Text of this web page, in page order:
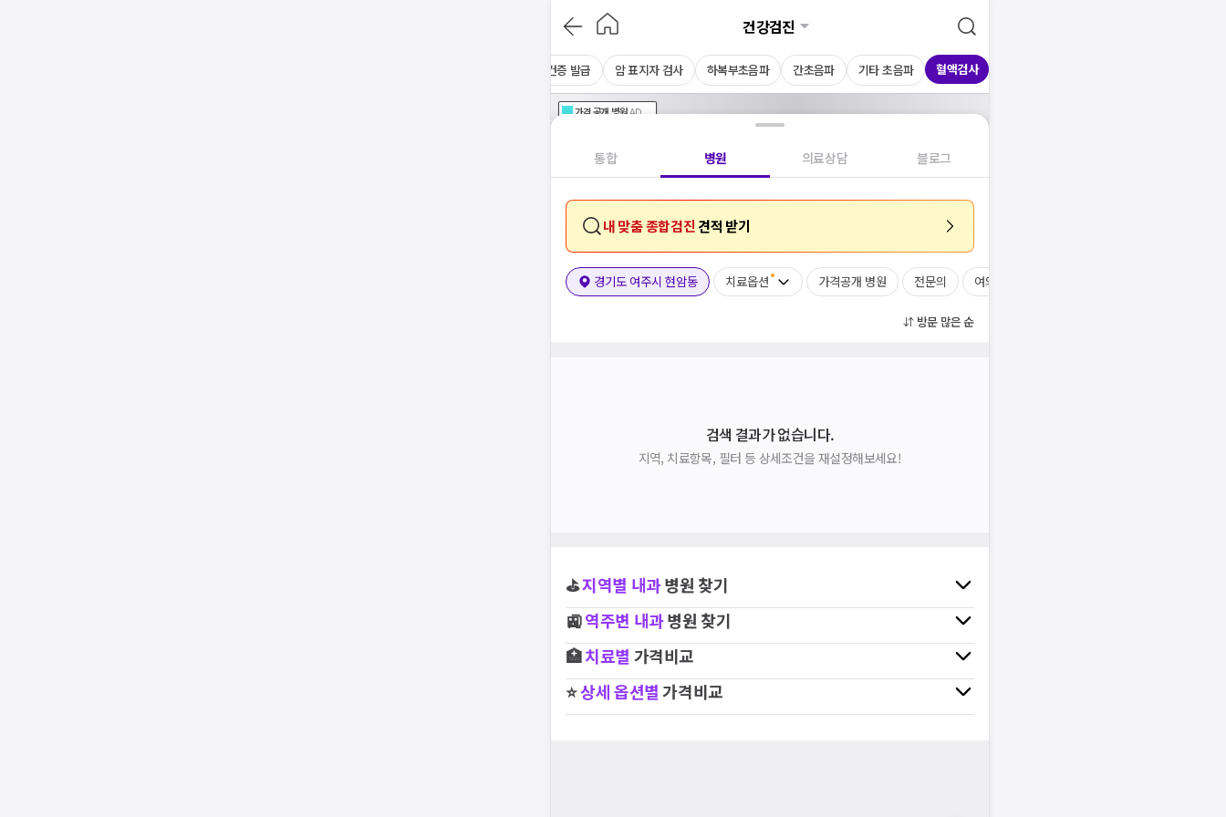
건강검진
보건증 발급 암 표지자 검사 하복부초음파 간초음파 기타 초음파 혈액검사
가격공개 병원AD
통합 병원 의료상담 블로그
내 맞춤 종합검진 견적 받기
경기도 여주시 현암동 치료옵션 가격공개 병원 전문의 여의사
방문 많은 순
검색 결과가 없습니다.
지역, 치료항목, 필터 등 상세조건을 재설정해보세요!
⛳지역별 내과병원 찾기
🚉역주변 내과병원 찾기
🏥치료별 가격비교
⭐상세 옵션별가격비교